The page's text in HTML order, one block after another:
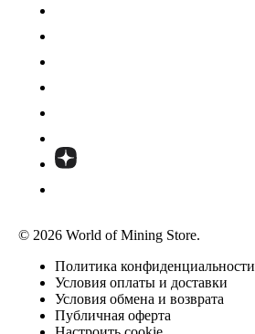
© 2026 World of Mining Store.
Политика конфиденциальности
Условия оплаты и доставки
Условия обмена и возврата
Публичная оферта